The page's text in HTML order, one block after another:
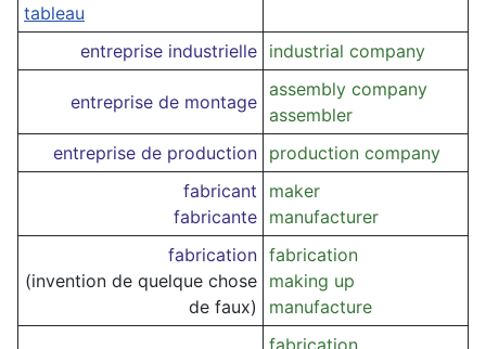
tableau
entreprise industrielle industrial company
entreprise de montage
assembly company
assembler
entreprise de production production company
fabricant
fabricante
maker
manufacturer
fabrication
(invention de quelque chose
de faux)
fabrication
making up
manufacture